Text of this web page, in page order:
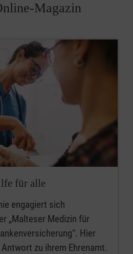
Magazin
für alle
engagiert sich
„Malteser Medizin für
Hier
zu ihrem Ehrenamt.